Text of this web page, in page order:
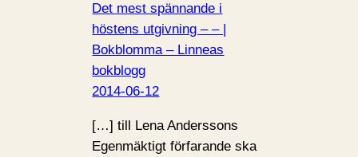
Det mest spännande i
höstens utgivning – – |
Bokblomma – Linneas
bokblogg
2014-06-12
[…] till Lena Anderssons
Egenmäktigt förfarande ska